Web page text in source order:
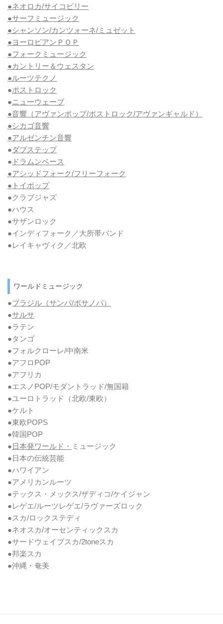
●ネオロカ/サイコビリー
●サーフミュージック
●シャンソン/カンツォーネ/ミュゼット
●ヨーロピアンＰＯＰ
●フォークミュージック
●カントリー＆ウェスタン
●ルーツテクノ
●ポストロック
●ニューウェーブ
●音響（アヴァンポップ/ポストロック/アヴァンギャルド）
●シカゴ音響
●アルゼンチン音響
●ダブステップ
● ドラムンベース
●アシッドフォーク/フリーフォーク
●トイポップ
●クラブジャズ
●ハウス
●サザンロック
●インディフォーク／大所帯バンド
●レイキャヴィク／北欧
ワールドミュージック
●ブラジル（サンバ/ボサノバ）
●サルサ
●ラテン
●タンゴ
●フォルクローレ/中南米
●アフロPOP
●アフリカ
●エスノPOP/モダントラッド/無国籍
●ユーロトラッド（北欧/東欧）
●ケルト
●東欧POPS
●韓国POP
●日本発ワールド・ ミュージック
●日本の伝統芸能
●ハワイアン
●アメリカンルーツ
●テックス・メックス/ザディコ/ケイジャン
●レゲエ/ルーツレゲエ/ラヴァーズロック
●スカ/ロックステディ
●ネオスカ/オーセンティックスカ
●サードウェイブスカ/2toneスカ
●邦楽スカ
●沖縄・奄美